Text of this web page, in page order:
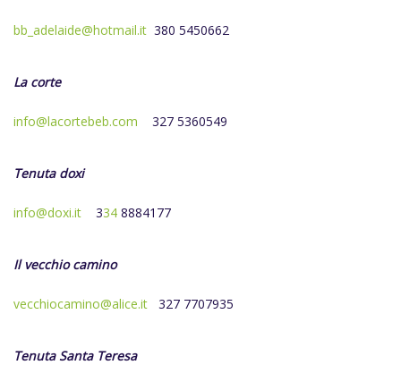
bb_adelaide@hotmail.it 380 5450662
La corte
info@lacortebeb.com 327 5360549
Tenuta doxi
info@doxi.it 334 8884177
Il vecchio camino
vecchiocamino@alice.it 327 7707935
Tenuta Santa Teresa